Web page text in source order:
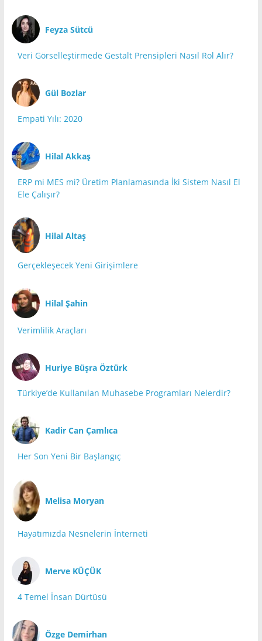
Feyza Sütcü
Veri Görselleştirmede Gestalt Prensipleri Nasıl Rol Alır?
Gül Bozlar
Empati Yılı: 2020
Hilal Akkaş
ERP mi MES mi? Üretim Planlamasında İki Sistem Nasıl El
Ele Çalışır?
Hilal Altaş
Gerçekleşecek Yeni Girişimlere
Hilal Şahin
Verimlilik Araçları
Huriye Büşra Öztürk
Türkiye’de Kullanılan Muhasebe Programları Nelerdir?
Kadir Can Çamlıca
Her Son Yeni Bir Başlangıç
Melisa Moryan
Hayatımızda Nesnelerin İnterneti
Merve KÜÇÜK
4 Temel İnsan Dürtüsü
Özge Demirhan